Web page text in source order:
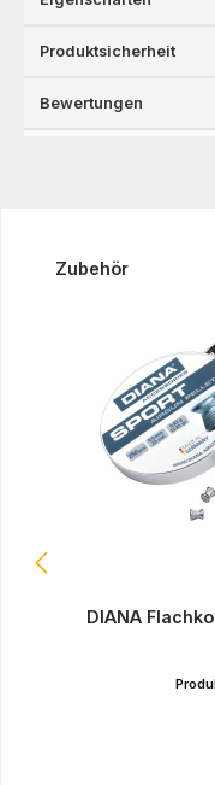
Produktsicherheit
Bewertungen
Produktgalerie
Zubehör
DIANA